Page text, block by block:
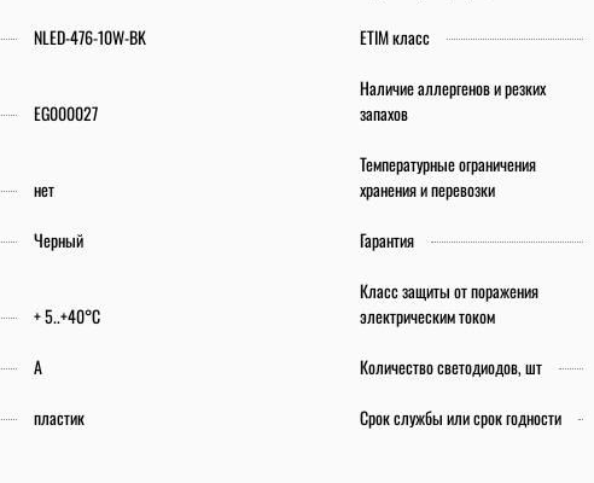
NLED-476-10W-BK ETIM класс
EG000027
Наличие аллергенов и резких
запахов
нет
Температурные ограничения
хранения и перевозки
Черный Гарантия
+ 5..+40°C
Класс защиты от поражения
электрическим током
A Количество светодиодов, шт
пластик Срок службы или срок годности